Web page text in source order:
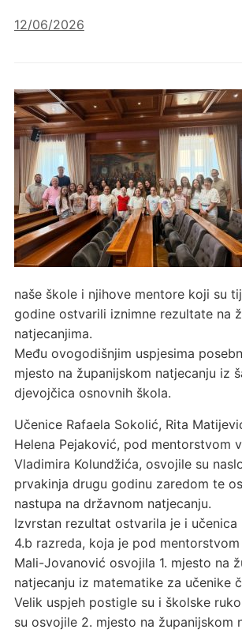
12/06/2026
naše škole i njihove mentore koji su
godine ostvarili iznimne rezultate na
natjecanjima.
Među ovogodišnjim uspjesima
mjesto na županijskom natjecanju iz
djevojčica osnovnih škola.
Učenice Rafaela Sokolić, Rita
Helena Pejaković, pod mentorstvom
Vladimira Kolundžića, osvojile su
prvakinja drugu godinu zaredom te
nastupa na državnom natjecanju.
Izvrstan rezultat ostvarila je i
4.b razreda, koja je pod
Mali-Jovanović osvojila 1. mjesto na
natjecanju iz matematike za učenike
Velik uspjeh postigle su i školske
su osvojile 2. mjesto na županijskom